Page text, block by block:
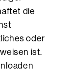
die
oder
ist.